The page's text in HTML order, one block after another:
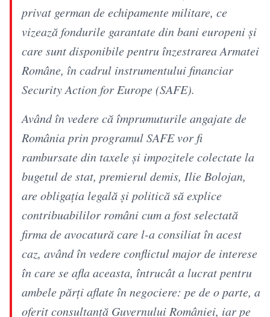
privat german de echipamente militare, ce
vizează fondurile garantate din bani europeni şi
care sunt disponibile pentru înzestrarea Armatei
Române, în cadrul instrumentului financiar
Security Action for Europe (SAFE).
Având în vedere că împrumuturile angajate de
România prin programul SAFE vor fi
rambursate din taxele şi impozitele colectate la
bugetul de stat, premierul demis, Ilie Bolojan,
are obligaţia legală şi politică să explice
contribuabililor români cum a fost selectată
firma de avocatură care l-a consiliat în acest
caz, având în vedere conflictul major de interese
în care se afla aceasta, întrucât a lucrat pentru
ambele părţi aflate în negociere: pe de o parte, a
oferit consultanţă Guvernului României, iar pe